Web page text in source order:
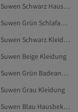
Suwen Schwarz Hausbekleidung
Suwen Grün Schlafanzüge
Suwen Schwarz Kleidung
Suwen Beige Kleidung
Suwen Grün Badeanzüge
Suwen Grau Kleidung
Suwen Blau Hausbekleidung